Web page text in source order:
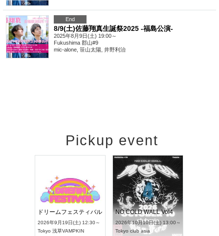
End
8/9(土)佐藤翔真生誕祭2025 -福島公演-
2025年8月9日(土) 19:00～
Fukushima 郡山#9
mic-alone, 笹山太陽, 井野利治
Pickup event
ドリームフェスティバル
2026年9月19日(土) 12:30～
Tokyo 浅草VAMPKIN
NO COLD WALL Vol4
2026年10月10日(土) 13:00～
Tokyo club asia